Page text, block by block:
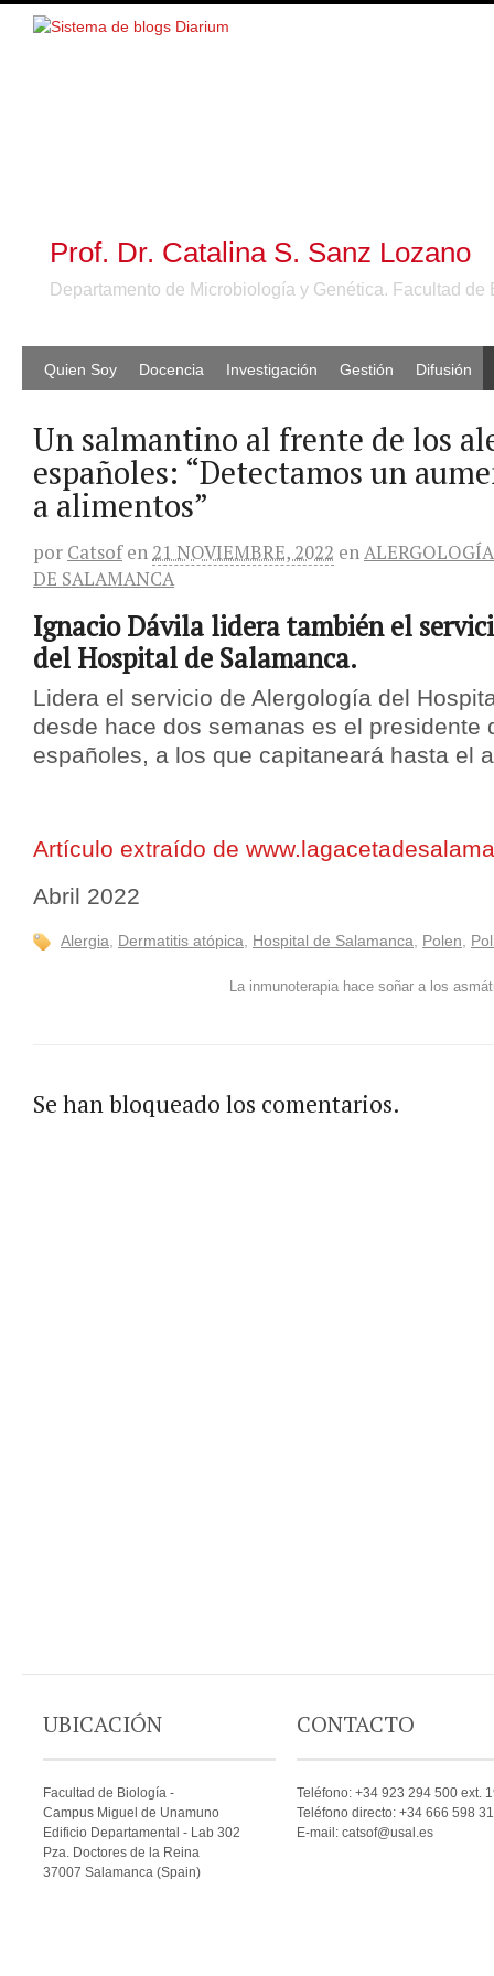
Prof. Dr. Catalina S. Sanz Lozano
Departamento de Microbiología y Genética. Facultad de
Quien Soy Docencia Investigación Gestión Difusión
Un salmantino al frente de los
españoles: “Detectamos un
a alimentos”
por Catsof en 21 NOVIEMBRE, 2022 enALERGOLOGÍA
DE SALAMANCA
Ignacio Dávila lidera también el
del Hospital de Salamanca.
Lidera el servicio de Alergología del
desde hace dos semanas es el presidente
españoles, a los que capitaneará hasta el
Artículo extraído de
Abril 2022
Alergia Dermatitis atópica Hospital de Salamanca Polen
La inmunoterapia hace soñar a los
Se han bloqueado los comentarios.
UBICACIÓN
Facultad de Biología -
Campus Miguel de Unamuno
Edificio Departamental - Lab 302
Pza. Doctores de la Reina
37007 Salamanca (Spain)
CONTACTO
Teléfono: +34 923 294 500 ext.
Teléfono directo: +34 666 598
E-mail: catsof@usal.es